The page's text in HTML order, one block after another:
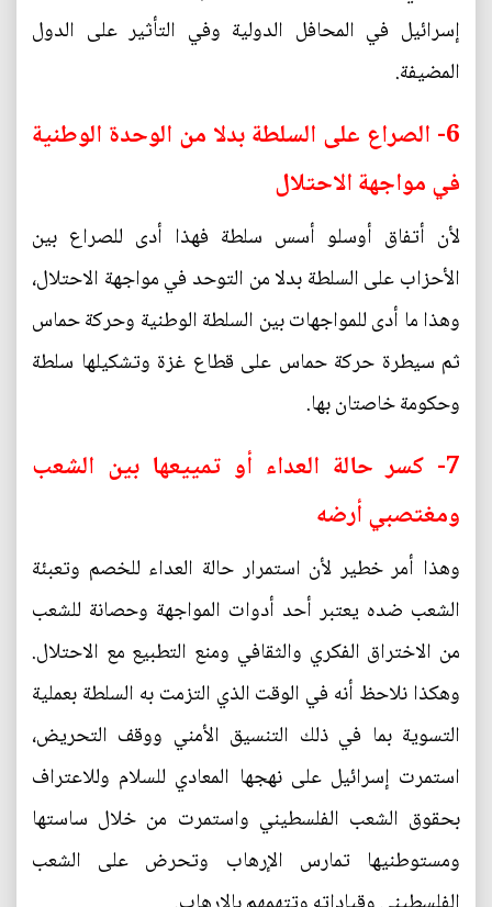
إسرائيل في المحافل الدولية وفي التأثير على الدول
المضيفة.
6- الصراع على السلطة بدلا من الوحدة الوطنية
في مواجهة الاحتلال
لأن أتفاق أوسلو أسس سلطة فهذا أدى للصراع بين
الأحزاب على السلطة بدلا من التوحد في مواجهة الاحتلال،
وهذا ما أدى للمواجهات بين السلطة الوطنية وحركة حماس
ثم سيطرة حركة حماس على قطاع غزة وتشكيلها سلطة
وحكومة خاصتان بها.
7- كسر حالة العداء أو تمييعها بين الشعب
ومغتصبي أرضه
وهذا أمر خطير لأن استمرار حالة العداء للخصم وتعبئة
الشعب ضده يعتبر أحد أدوات المواجهة وحصانة للشعب
من الاختراق الفكري والثقافي ومنع التطبيع مع الاحتلال.
وهكذا نلاحظ أنه في الوقت الذي التزمت به السلطة بعملية
التسوية بما في ذلك التنسيق الأمني ووقف التحريض،
استمرت إسرائيل على نهجها المعادي للسلام وللاعتراف
بحقوق الشعب الفلسطيني واستمرت من خلال ساستها
ومستوطنيها تمارس الإرهاب وتحرض على الشعب